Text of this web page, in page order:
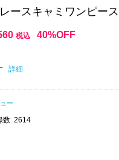
ースキャミワンピース
税込 40%OFF
詳細
ー
数 2614